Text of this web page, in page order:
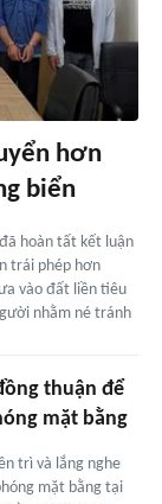
hơn
biển
hoàn tất kết luận
trái phép hơn
vào đất liền tiêu
nhằm né tránh
thuận để
mặt bằng
trì và lắng nghe
mặt bằng tại